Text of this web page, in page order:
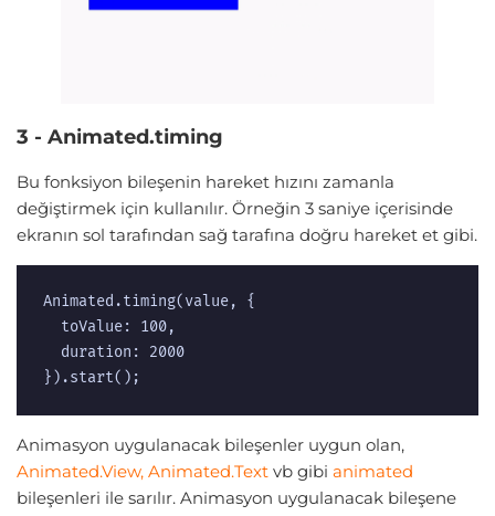
3 - Animated.timing
Bu fonksiyon bileşenin hareket hızını zamanla
değiştirmek için kullanılır. Örneğin 3 saniye içerisinde
ekranın sol tarafından sağ tarafına doğru hareket et gibi.
Animated.timing(value, {
}).start();
Animasyon uygulanacak bileşenler uygun olan,
Animated.View, Animated.Text vb gibi animated
bileşenleri ile sarılır. Animasyon uygulanacak bileşene